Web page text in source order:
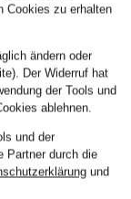
+Aktionsrabatt
darling harbour
Stricktop aus
Cookies zu erhalten
ändern oder
Der Widerruf hat
der Tools und
ablehnen.
und der
Partner durch die
und